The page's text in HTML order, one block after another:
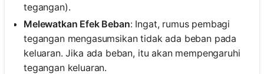
tegangan).
Melewatkan Efek Beban: Ingat, rumus pembagi
tegangan mengasumsikan tidak ada beban pada
keluaran. Jika ada beban, itu akan mempengaruhi
tegangan keluaran.